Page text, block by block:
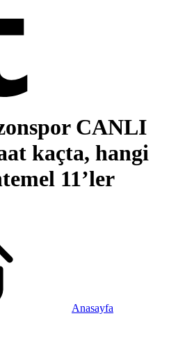
CANLI
kaçta, hangi
11’ler
Anasayfa